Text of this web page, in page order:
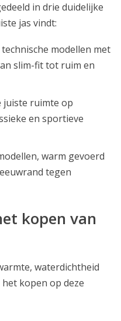
in drie duidelijke
jas vindt:
modellen met
slim-fit tot ruim en
juiste ruimte op
en sportieve
warm gevoerd
tegen
kopen van
waterdichtheid
kopen op deze